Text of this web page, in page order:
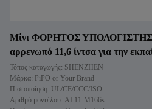
Μίνι ΦΟΡΗΤΟΣ ΥΠΟΛΟΓΙΣΤΗΣ
αρρενωπό 11,6 ίντσα για την
Τόπος καταγωγής: SHENZHEN
Μάρκα: PiPO or Your Brand
Πιστοποίηση: UL/CE/CCC/ISO
Αριθμό μοντέλου: AL11-M166s